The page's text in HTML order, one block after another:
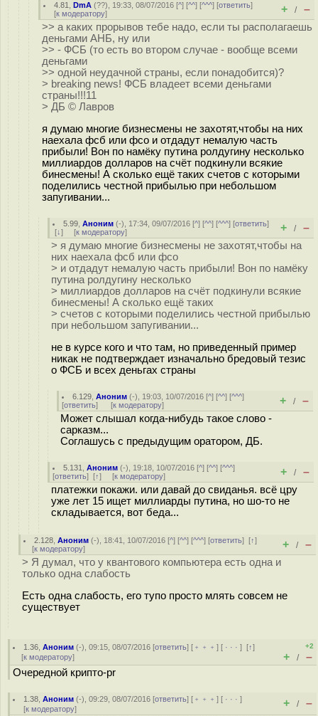
4.81 ,DmA (??), 19:33, 08/07/2016 [^] [^^] [^^^] [ответить]
[к модератору] + / –
>> а каких прорывов тебе надо, если ты располагаешь
деньгами АНБ, ну или
>> - ФСБ (то есть во втором случае - вообще всеми
деньгами
>> одной неудачной страны, если понадобится)?
> breaking news! ФСБ владеет всеми деньгами
страны!!!11
> ДБ © Лавров
я думаю многие бизнесмены не захотят,чтобы на них
наехала фсб или фсо и отдадут немалую часть
прибыли! Вон по намёку путина ролдугину несколько
миллиардов долларов на счёт подкинули всякие
бинесмены! А сколько ещё таких счетов с которыми
поделились честной прибылью при небольшом
запугивании...
5.99 ,Аноним (-), 17:34, 09/07/2016 [^] [^^] [^^^] [ответить]
[↓] [к модератору] + / –
> я думаю многие бизнесмены не захотят,чтобы на
них наехала фсб или фсо
> и отдадут немалую часть прибыли! Вон по намёку
путина ролдугину несколько
> миллиардов долларов на счёт подкинули всякие
бинесмены! А сколько ещё таких
> счетов с которыми поделились честной прибылью
при небольшом запугивании...
не в курсе кого и что там, но приведенный пример
никак не подтверждает изначально бредовый тезис
о ФСБ и всех деньгах страны
6.129 ,Аноним (-), 19:03, 10/07/2016 [^] [^^] [^^^]
[ответить] [к модератору] + / –
Может слышал когда-нибудь такое слово -
сарказм...
Соглашусь с предыдущим оратором, ДБ.
5.131 ,Аноним (-), 19:18, 10/07/2016 [^] [^^] [^^^]
[ответить] [↑] [к модератору] + / –
платежки покажи. или давай до свиданья. всё цру
уже лет 15 ищет миллиарды путина, но шо-то не
складывается, вот беда...
2.128 ,Аноним (-), 18:41, 10/07/2016 [^] [^^] [^^^] [ответить][↑]
[к модератору] + / –
> Я думал, что у квантового компьютера есть одна и
только одна слабость
Есть одна слабость, его тупо просто млять совсем не
существует
1.36 ,Аноним (-), 09:15, 08/07/2016 [ответить] [ ﹢﹢﹢] [ · · ·][↑]
[к модератору]
+2
+ / –
Очередной крипто-pr
1.38 ,Аноним (-), 09:29, 08/07/2016 [ответить] [ ﹢﹢﹢] [ · · ·]
[к модератору] + / –